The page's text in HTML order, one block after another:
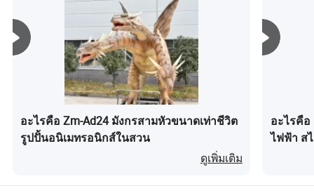
อะไรคือ Zm-Ad24 มังกรสามหัวขนาดเท่าชีวิต
รูปปั้นอนิเมทรอนิกส์ในสวน
ดูเพิ่มเติม
อะไรคือ
ไฟฟ้า ส